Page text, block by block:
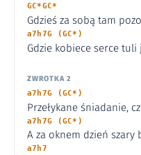
GC*GC*
Gdzieś za sobą tam
a7h7G (GC*)
Gdzie kobiece serce tuli
ZWROTKA 2
a7h7G (GC*)
Przełykane śniadanie,
a7h7G (GC*)
A za oknem dzień
a7h7